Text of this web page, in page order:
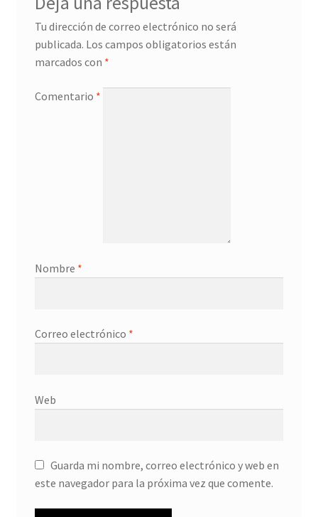
Tu dirección de correo electrónico no será
publicada. Los campos obligatorios están
marcados con *
Comentario *
Nombre *
Correo electrónico *
Web
Guarda mi nombre, correo electrónico y web en
este navegador para la próxima vez que comente.